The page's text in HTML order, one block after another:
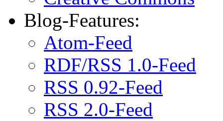
Blog-Features:
Atom-Feed
RDF/RSS 1.0-Feed
RSS 0.92-Feed
RSS 2.0-Feed